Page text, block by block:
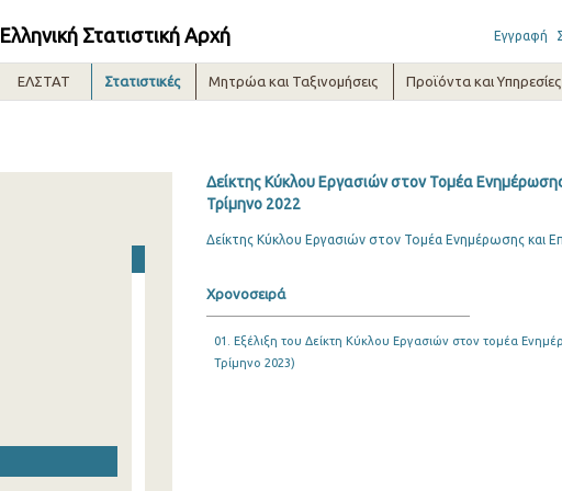
Ελληνική Στατιστική Αρχή Εγγραφή
ΕΛΣΤΑΤ Στατιστικές Μητρώα και Ταξινομήσεις Προϊόντα και Υπηρεσίες
Δείκτης Κύκλου Εργασιών στον Τομέα
Τρίμηνο 2022
Δείκτης Κύκλου Εργασιών στον Τομέα Ενημέρωσης και
Χρονοσειρά
01. Εξέλιξη του Δείκτη Κύκλου Εργασιών στον τομέα
Τρίμηνο 2023)